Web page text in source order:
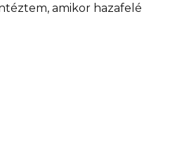
amikor hazafelé